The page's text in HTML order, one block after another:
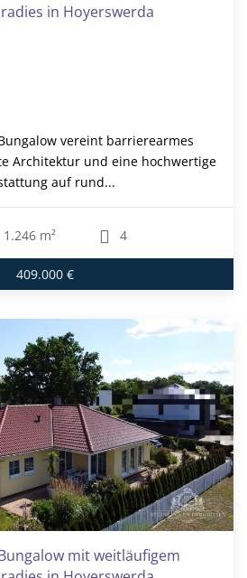
in Hoyerswerda
vereint barrierearmes
Architektur und eine hochwertige
auf rund...
1.246 m² 4
409.000 €
mit weitläufigem